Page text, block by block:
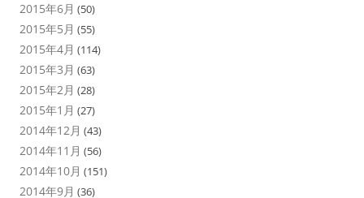
2015年6月 (50)
2015年5月 (55)
2015年4月 (114)
2015年3月 (63)
2015年2月 (28)
2015年1月 (27)
2014年12月 (43)
2014年11月 (56)
2014年10月 (151)
2014年9月 (36)